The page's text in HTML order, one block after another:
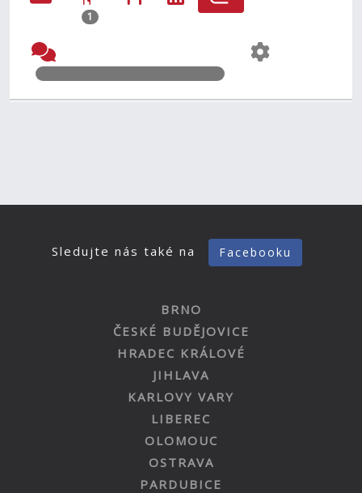
1
Sledujte nás také na Facebooku
BRNO
ČESKÉ BUDĚJOVICE
HRADEC KRÁLOVÉ
JIHLAVA
KARLOVY VARY
LIBEREC
OLOMOUC
OSTRAVA
PARDUBICE